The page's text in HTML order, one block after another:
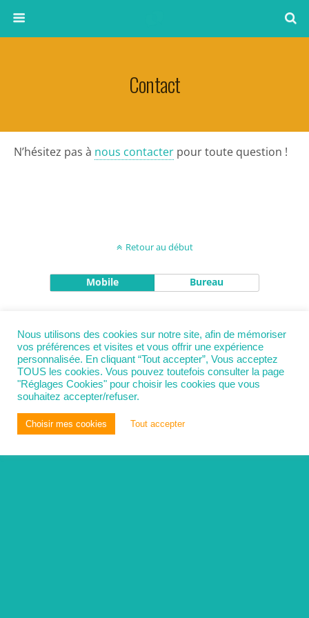
Contact
N’hésitez pas à nous contacter pour toute question !
Retour au début
Mobile Bureau
Nous utilisons des cookies sur notre site, afin de mémoriser
vos préférences et visites et vous offrir une expérience
personnalisée. En cliquant “Tout accepter”, Vous acceptez
TOUS les cookies. Vous pouvez toutefois consulter la page
"Réglages Cookies" pour choisir les cookies que vous
souhaitez accepter/refuser.
Choisir mes cookies Tout accepter